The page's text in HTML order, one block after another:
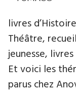
livres
Théâtre,
jeunesse,
Et voici les
parus chez